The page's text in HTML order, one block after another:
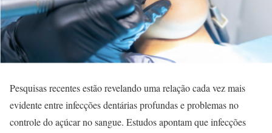
Pesquisas recentes estão revelando uma relação cada vez mais
evidente entre infecções dentárias profundas e problemas no
controle do açúcar no sangue. Estudos apontam que infecções